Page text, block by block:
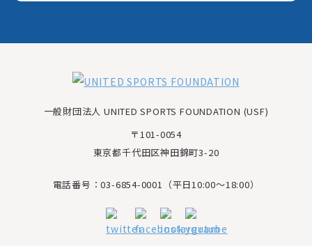
一般財団法人 UNITED SPORTS FOUNDATION (USF)
〒101-0054
東京都千代田区神田錦町3-20
電話番号：03-6854-0001（平日10:00～18:00）